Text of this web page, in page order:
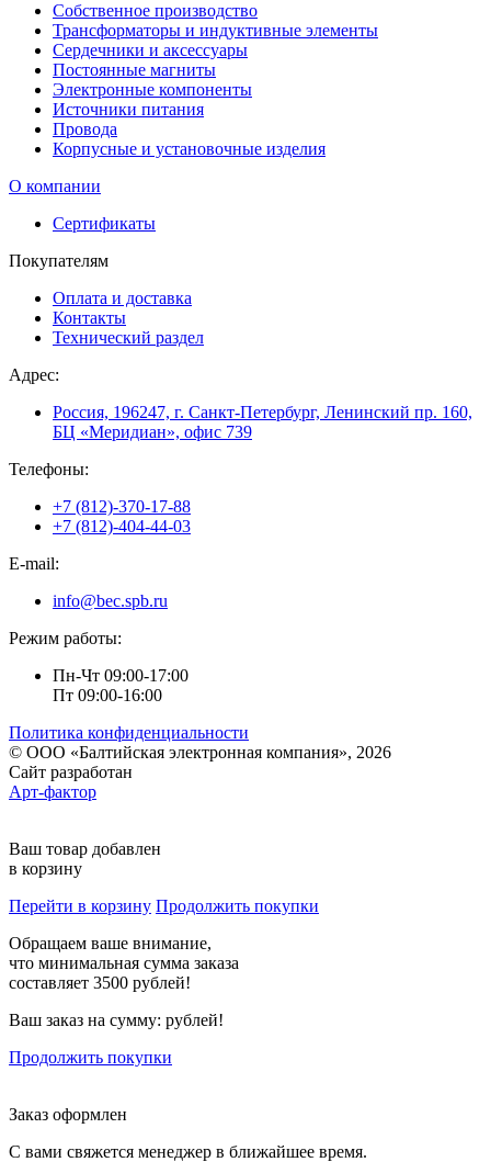
Собственное производство
Трансформаторы и индуктивные элементы
Сердечники и аксессуары
Постоянные магниты
Электронные компоненты
Источники питания
Провода
Корпусные и установочные изделия
О компании
Сертификаты
Покупателям
Оплата и доставка
Контакты
Технический раздел
Адрес:
Россия, 196247, г. Санкт-Петербург, Ленинский пр. 160,
БЦ «Меридиан», офис 739
Телефоны:
+7 (812)-370-17-88
+7 (812)-404-44-03
E-mail:
info@bec.spb.ru
Режим работы:
Пн-Чт 09:00-17:00
Пт 09:00-16:00
Политика конфиденциальности
© ООО «Балтийская электронная компания», 2026
Сайт разработан
Арт-фактор
Ваш товар добавлен
в корзину
Перейти в корзину Продолжить покупки
Обращаем ваше внимание,
что минимальная сумма заказа
составляет 3500 рублей!
Ваш заказ на сумму: рублей!
Продолжить покупки
Заказ оформлен
С вами свяжется менеджер в ближайшее время.